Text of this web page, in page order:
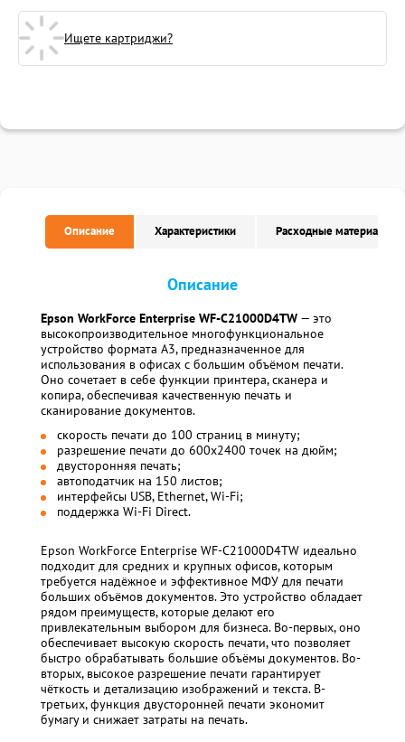
Ищете картриджи?
Описание Характеристики Расходные материалы
Описание
Epson WorkForce Enterprise WF-C21000D4TW — это
высокопроизводительное многофункциональное
устройство формата А3, предназначенное для
использования в офисах с большим объёмом печати.
Оно сочетает в себе функции принтера, сканера и
копира, обеспечивая качественную печать и
сканирование документов.
скорость печати до 100 страниц в минуту;
разрешение печати до 600x2400 точек на дюйм;
двусторонняя печать;
автоподатчик на 150 листов;
интерфейсы USB, Ethernet, Wi-Fi;
поддержка Wi-Fi Direct.
Epson WorkForce Enterprise WF-C21000D4TW идеально
подходит для средних и крупных офисов, которым
требуется надёжное и эффективное МФУ для печати
больших объёмов документов. Это устройство обладает
рядом преимуществ, которые делают его
привлекательным выбором для бизнеса. Во-первых, оно
обеспечивает высокую скорость печати, что позволяет
быстро обрабатывать большие объёмы документов. Во-
вторых, высокое разрешение печати гарантирует
чёткость и детализацию изображений и текста. В-
третьих, функция двусторонней печати экономит
бумагу и снижает затраты на печать.